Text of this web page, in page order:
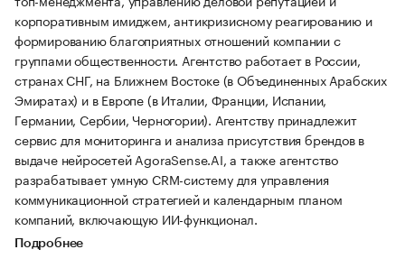
корпоративным имиджем, антикризисному реагированию и
формированию благоприятных отношений компании с
группами общественности. Агентство работает в России,
странах СНГ, на Ближнем Востоке (в Объединенных Арабских
Эмиратах) и в Европе (в Италии, Франции, Испании,
Германии, Сербии, Черногории). Агентству принадлежит
сервис для мониторинга и анализа присутствия брендов в
выдаче нейросетей AgoraSense.AI, а также агентство
разрабатывает умную CRM-систему для управления
коммуникационной стратегией и календарным планом
компаний, включающую ИИ-функционал.
Подробнее